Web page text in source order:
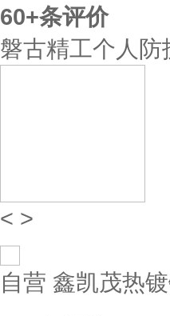
60+条评价
磐古精工个人
< >
自营 鑫凯茂热